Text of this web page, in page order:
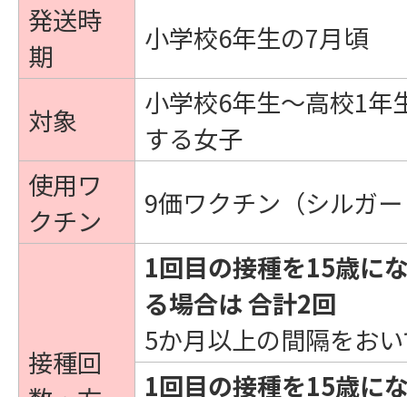
発送時
期
小学校6年生の7月頃
対象
小学校6年生～高校1年
する女子
使用ワ
クチン
9価ワクチン（シルガ
接種回
1回目の接種を15歳に
る場合は 合計2回
5か月以上の間隔をお
1回目の接種を15歳に